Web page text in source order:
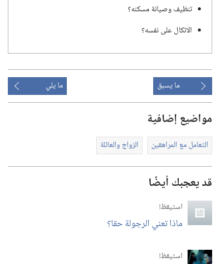
تنظيف وصيانة مسكنه؟‏
الاتكال على نفسه؟‏
ما يسبق ما يلي
مواضيع إضافية
التعامل مع المراهقين الزواج والعائلة
قد يعجبك أيضًا
استيقظ‏!‏
ماذا تعني الرجولة حقا؟‏
استيقظ‏!‏